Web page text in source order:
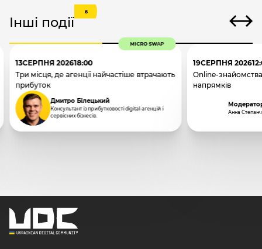
Інші події
6
MICRO SWAP
13СЕРПНЯ 202618:00
Три місця, де агенції найчастіше втрачають
прибуток
Дмитро Білецький
Консультант із прибутковості digital-агенцій і
сервісних бізнесів.
19СЕРПНЯ 2026
Online-
напрямків
Анна